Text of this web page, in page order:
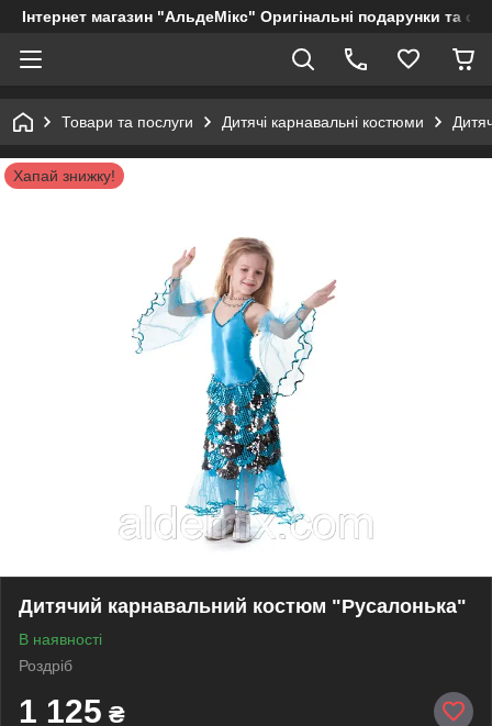
Інтернет магазин "АльдеМікс" Оригінальні подарунки та
Товари та послуги Дитячі карнавальні костюми
Хапай знижку!
Дитячий карнавальний костюм "Русалонька"
В наявності
Роздріб
1 125 ₴